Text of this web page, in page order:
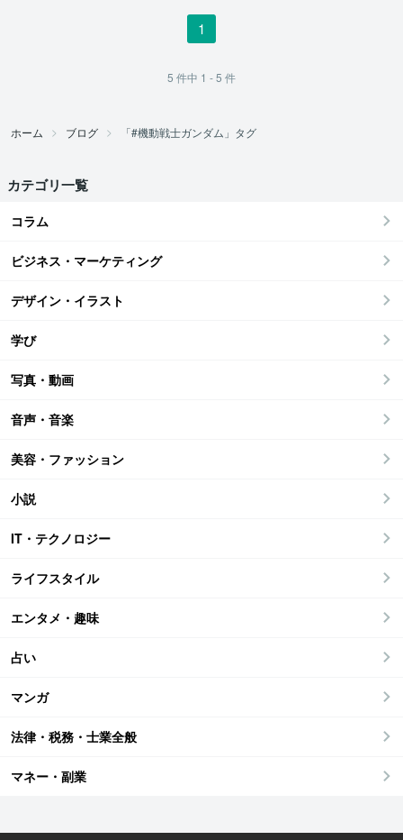
1
5 件中 1 - 5 件
ホーム ブログ 「#機動戦士ガンダム」タグ
カテゴリ一覧
コラム
ビジネス・マーケティング
デザイン・イラスト
学び
写真・動画
音声・音楽
美容・ファッション
小説
IT・テクノロジー
ライフスタイル
エンタメ・趣味
占い
マンガ
法律・税務・士業全般
マネー・副業